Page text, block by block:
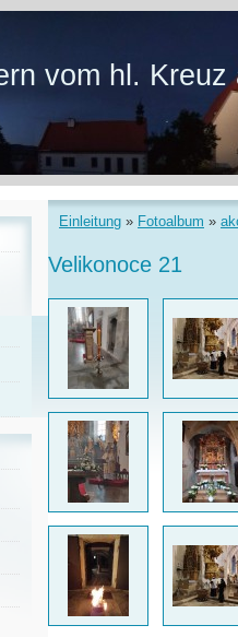
vom hl. Kreuz
Einleitung » Fotoalbum »
Velikonoce 21